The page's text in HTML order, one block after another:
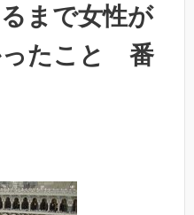
まで女性が
ったこと 番